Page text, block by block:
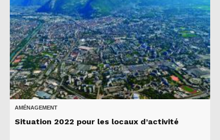
AMÉNAGEMENT
Situation 2022 pour les locaux d’activité